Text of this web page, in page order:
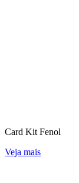
Card Kit Fenol
Veja mais